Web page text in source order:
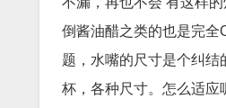
倒酱油醋之类的也是完全
题，水嘴的尺寸是个纠结
杯，各种尺寸。怎么适应